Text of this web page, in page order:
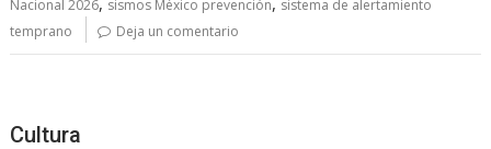
Nacional 2026 sismos México prevención sistema de alertamiento
temprano
Deja un comentario
Cultura